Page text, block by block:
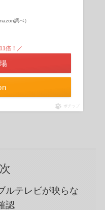
調べ）
倍！／
ポチップ
ルテレビが映らな
認